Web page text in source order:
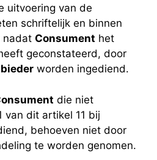
uitvoering van de
schriftelijk en binnen
nadat Consument het
geconstateerd, door
worden ingediend.
die niet
van dit artikel 11 bij
behoeven niet door
te worden genomen.